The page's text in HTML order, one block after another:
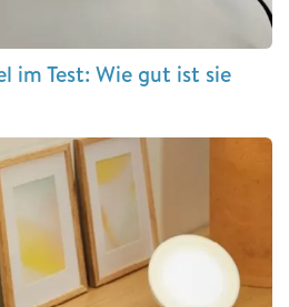
im Test: Wie gut ist sie